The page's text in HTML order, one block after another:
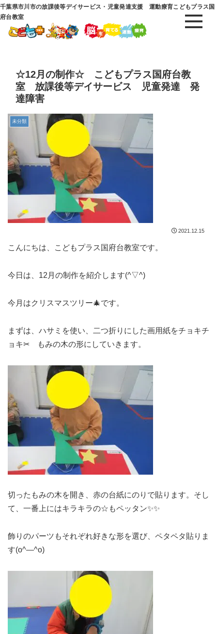
千葉県市川市の放課後等デイサービス・児童発達支援 運動療育こどもプラス国
府台教室
☆12月の制作☆ こどもプラス国府台教
室 放課後等デイサービス 児童発達 発
達障害
未分類
2021.12.15
こんにちは、こどもプラス国府台教室です。
今日は、12月の制作を紹介します(^▽^)
今月はクリスマスツリー🎄です。
まずは、ハサミを使い、二つ折りにした画用紙をチョキチ
ョキ✂ もみの木の形にしていきます。
切ったもみの木を開き、赤の台紙にのりで貼ります。そし
て、一番上にはキラキラの☆もペッタン✨✨
飾りのパーツもそれぞれ好きな形を選び、ペタペタ貼りま
す(o^―^o)